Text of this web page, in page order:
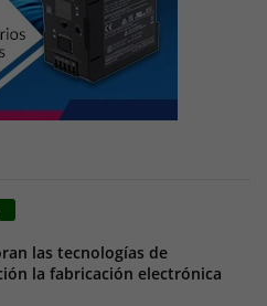
las tecnologías de
la fabricación electrónica